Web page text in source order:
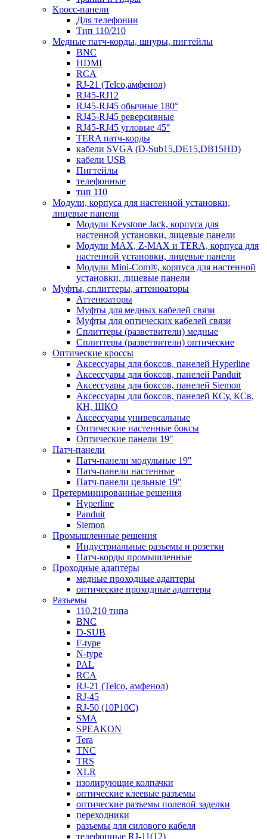
Кросс-панели
Для телефонии
Тип 110/210
Медные патч-корды, шнуры, пигтейлы
BNC
HDMI
RCA
RJ-21 (Telco,амфенол)
RJ45-RJ12
RJ45-RJ45 обычные 180°
RJ45-RJ45 реверсивные
RJ45-RJ45 угловые 45°
TERA патч-корды
кабели SVGA (D-Sub15,DE15,DB15HD)
кабели USB
Пигтейлы
телефонные
тип 110
Модули, корпуса для настенной установки,
лицевые панели
Модули Keystone Jack, корпуса для
настенной установки, лицевые панели
Модули MAX, Z-MAX и TERA, корпуса для
настенной установки, лицевые панели
Модули Mini-Com®, корпуса для настенной
установки, лицевые панели
Муфты, сплиттеры, аттенюаторы
Аттенюаторы
Муфты для медных кабелей связи
Муфты для оптических кабелей связи
Сплиттеры (разветвители) медные
Сплиттеры (разветвители) оптические
Оптические кроссы
Аксессуары для боксов, панелей Hyperline
Аксессуары для боксов, панелей Panduit
Аксессуары для боксов, панелей Siemon
Аксессуары для боксов, панелей КСу, КСв,
КН, ШКО
Аксессуары универсальные
Оптические настенные боксы
Оптические панели 19"
Патч-панели
Патч-панели модульные 19"
Патч-панели настенные
Патч-панели цельные 19"
Претерминированные решения
Hyperline
Panduit
Siemon
Промышленные решения
Индустриальные разъемы и розетки
Патч-корды промышленные
Проходные адаптеры
медные проходные адаптеры
оптические проходные адаптеры
Разъемы
110,210 типа
BNC
D-SUB
F-type
N-type
PAL
RCA
RJ-21 (Telco, амфенол)
RJ-45
RJ-50 (10P10C)
SMA
SPEAKON
Tera
TNC
TRS
XLR
изолирующие колпачки
оптические клеевые разъемы
оптические разъемы полевой заделки
переходники
разъемы для силового кабеля
телефонные RJ-11(12)